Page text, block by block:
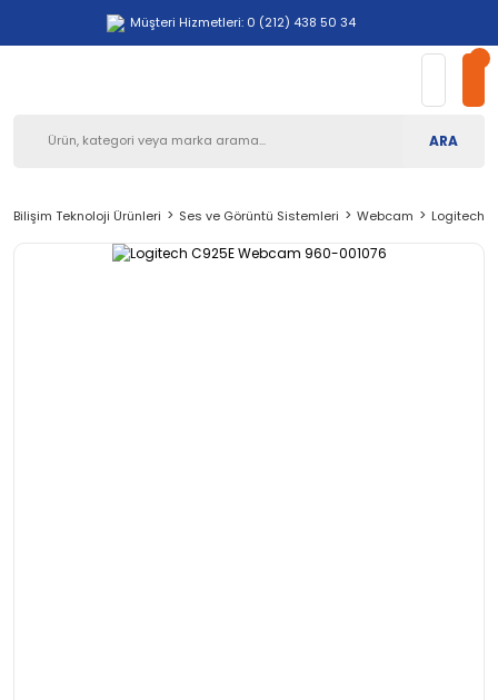
Müşteri Hizmetleri: 0 (212) 438 50 34
ARA
Bilişim Teknoloji Ürünleri Ses ve Görüntü Sistemleri Webcam Logitech